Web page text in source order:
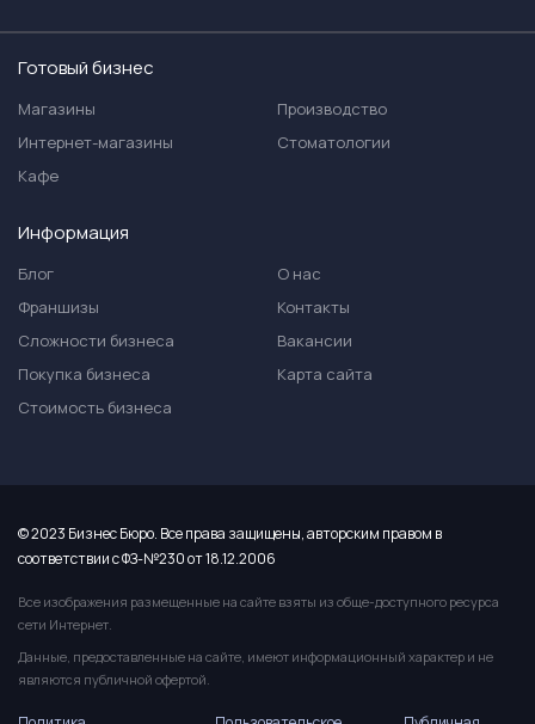
Готовый бизнес
Магазины
Интернет-магазины
Кафе
Производство
Стоматологии
Информация
Блог
Франшизы
Сложности бизнеса
Покупка бизнеса
Стоимость бизнеса
О нас
Контакты
Вакансии
Карта сайта
© 2023 Бизнес Бюро. Все права защищены, авторским правом в
соответствии с ФЗ-№230 от 18.12.2006
Все изображения размещенные на сайте взяты из обще-доступного ресурса
сети Интернет.
Данные, предоставленные на сайте, имеют информационный характер и не
являются публичной офертой.